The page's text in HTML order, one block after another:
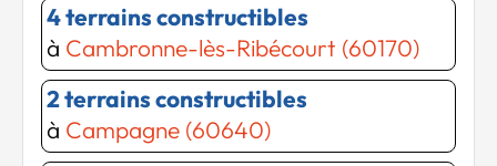
4 terrains constructibles
à Cambronne-lès-Ribécourt (60170)
2 terrains constructibles
à Campagne (60640)